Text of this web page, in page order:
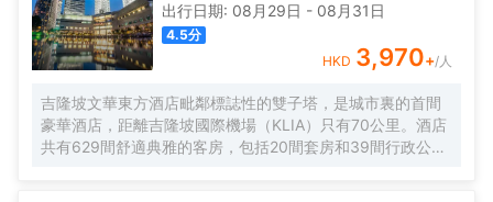
出行日期: 08月29日 - 08月31日
4.5分
HKD 3,970+/人
吉隆坡文華東方酒店毗鄰標誌性的雙子塔，是城市裏的首間
豪華酒店，距離吉隆坡國際機場（KLIA）只有70公里。酒店
共有629間舒適典雅的客房，包括20間套房和39間行政公